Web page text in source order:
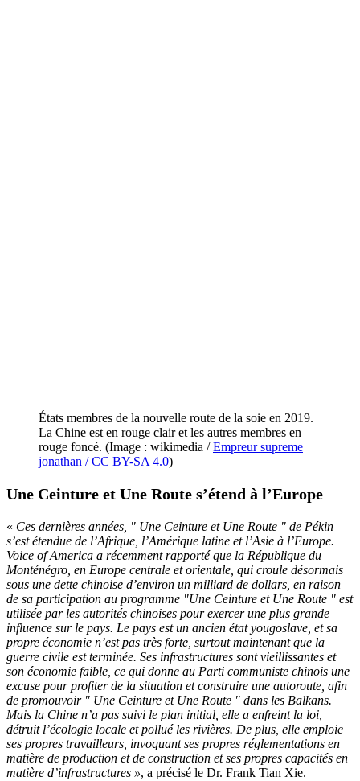
États membres de la nouvelle route de la soie en 2019.
La Chine est en rouge clair et les autres membres en
rouge foncé. (Image : wikimedia /Empreur supreme
jonathan / CC BY-SA 4.0)
Une Ceinture et Une Route s’étend à l’Europe
« Ces dernières années, " Une Ceinture et Une Route " de Pékin
s’est étendue de l’Afrique, l’Amérique latine et l’Asie à l’Europe.
Voice of America a récemment rapporté que la République du
Monténégro, en Europe centrale et orientale, qui croule désormais
sous une dette chinoise d’environ un milliard de dollars, en raison
de sa participation au programme "Une Ceinture et Une Route " est
utilisée par les autorités chinoises pour exercer une plus grande
influence sur le pays. Le pays est un ancien état yougoslave, et sa
propre économie n’est pas très forte, surtout maintenant que la
guerre civile est terminée. Ses infrastructures sont vieillissantes et
son économie faible, ce qui donne au Parti communiste chinois une
excuse pour profiter de la situation et construire une autoroute, afin
de promouvoir " Une Ceinture et Une Route " dans les Balkans.
Mais la Chine n’a pas suivi le plan initial, elle a enfreint la loi,
détruit l’écologie locale et pollué les rivières. De plus, elle emploie
ses propres travailleurs, invoquant ses propres réglementations en
matière de production et de construction et ses propres capacités en
matière d’infrastructures », a précisé le Dr. Frank Tian Xie.